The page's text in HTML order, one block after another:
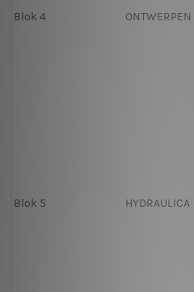
Blok 4
ONTWERPEN
Blok 5
HYDRAULICA